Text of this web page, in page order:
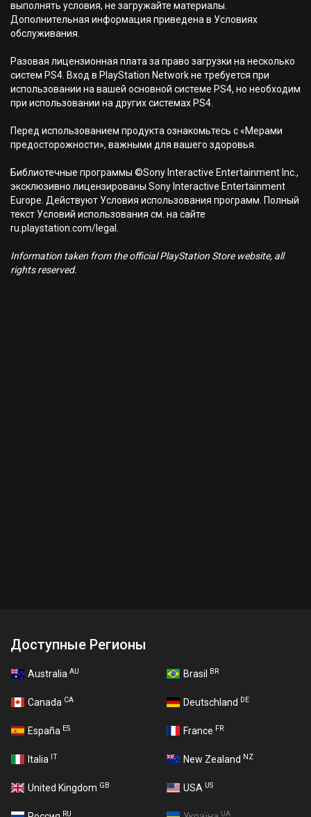
выполнять условия, не загружайте материалы.
Дополнительная информация приведена в Условиях
обслуживания.
Разовая лицензионная плата за право загрузки на несколько
систем PS4. Вход в PlayStation Network не требуется при
использовании на вашей основной системе PS4, но необходим
при использовании на других системах PS4.
Перед использованием продукта ознакомьтесь с «Мерами
предосторожности», важными для вашего здоровья.
Библиотечные программы ©Sony Interactive Entertainment Inc.,
эксклюзивно лицензированы Sony Interactive Entertainment
Europe. Действуют Условия использования программ. Полный
текст Условий использования см. на сайте
ru.playstation.com/legal.
Information taken from the official PlayStation Store website, all
rights reserved.
Доступные Регионы
Australia AU Brasil BR
Canada CA Deutschland DE
España ES France FR
Italia IT New Zealand NZ
United Kingdom GB USA US
RU UA